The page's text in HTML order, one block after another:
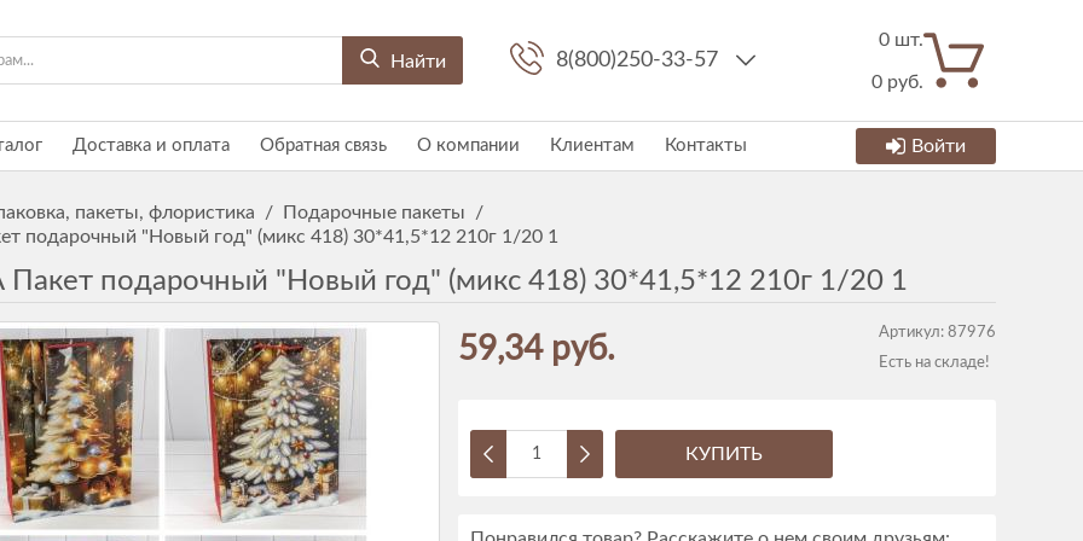
Найти 8(800)250-33-57
0 шт.
0 руб.
Доставка и оплата Обратная связь О компании Клиентам Контакты Войти
пакеты, флористика / Подарочные пакеты
/
подарочный "Новый год" (микс 418) 30*41,5*12 210г 1/20 1
Пакет подарочный "Новый год" (микс 418) 30*41,5*12 210г 1/20 1
59,34 руб. Артикул: 87976
Есть на складе!
КУПИТЬ